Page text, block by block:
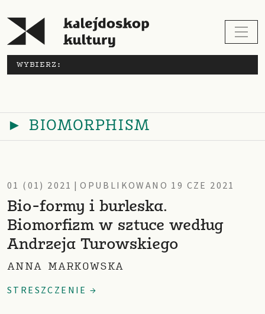
WYBIERZ:
► BIOMORPHISM
01 (01) 2021 | OPUBLIKOWANO 19 CZE 2021
Bio-formy i burleska.
Biomorfizm w sztuce według
Andrzeja Turowskiego
ANNA MARKOWSKA
STRESZCZENIE →